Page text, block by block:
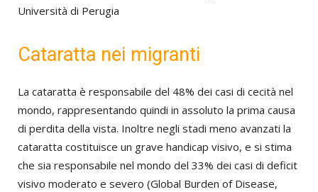
Università di Perugia
Cataratta nei migranti
La cataratta è responsabile del 48% dei casi di cecità nel
mondo, rappresentando quindi in assoluto la prima causa
di perdita della vista. Inoltre negli stadi meno avanzati la
cataratta costituisce un grave handicap visivo, e si stima
che sia responsabile nel mondo del 33% dei casi di deficit
visivo moderato e severo (Global Burden of Disease,